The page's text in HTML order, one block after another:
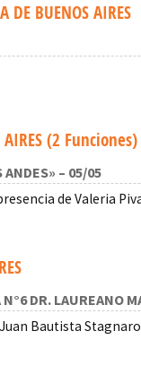
DE BUENOS AIRES
AIRES (2 Funciones)
ANDES» – 05/05
presencia de Valeria
DR. LAUREANO
Bautista